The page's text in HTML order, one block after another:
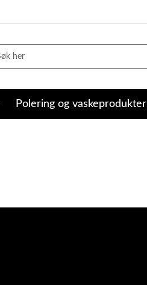
Polering og vaskeprodukter